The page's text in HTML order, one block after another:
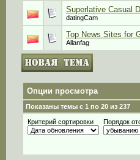
Superlative Сasual
datingCam
Top News Sites for
Allanfag
Опции просмотра
Показаны темы с 1 по 20 из 237
Критерий сортировки Порядок